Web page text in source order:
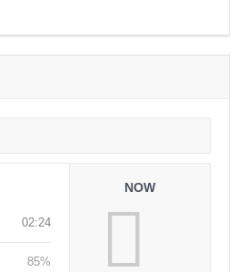
02:24
85%
NOW